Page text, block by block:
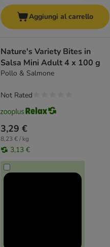
Aggiungi al carrello
Nature's Variety Bites in
Salsa Mini Adult 4 x 100 g
Pollo & Salmone
3,29 €
8,23 € / kg
3,13 €
Not Rated